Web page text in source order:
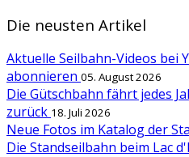
Die neusten Artikel
Aktuelle Seilbahn-Videos bei
abonnieren 05. August 2026
Die Gütschbahn fährt jedes
zurück 18. Juli 2026
Neue Fotos im Katalog der
Die Standseilbahn beim Lac